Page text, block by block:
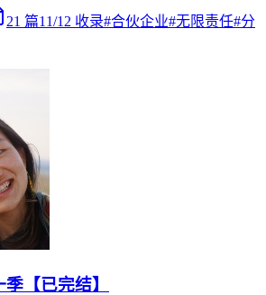
21 篇11/12 收录#合伙企业#无限责任#分
【已完结】